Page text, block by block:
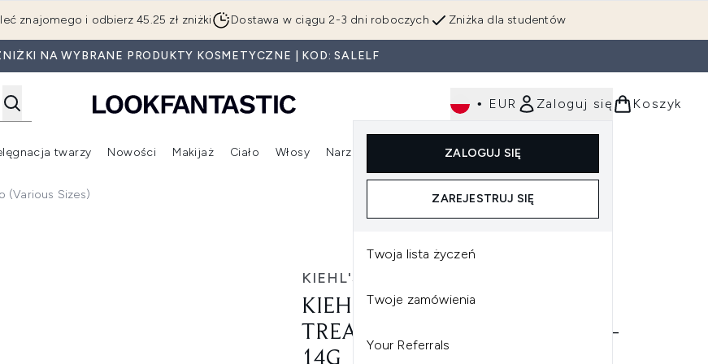
Przejdź do głównej treści
Zniżka dla studentów
znajomego i odbierz 45.25 zł zniżki Dostawa w ciągu 2-3 dni roboczych
NA WYBRANE PRODUKTY KOSMETYCZNE | KOD: SALELF
• EUR Zaloguj się
ZALOGUJ SIĘ
ZAREJESTRUJ SIĘ
Twoja lista życzeń
Twoje zamówienia
Your Referrals
Koszyk
Wejdź do podmenu (Beauty Box)
Wejdź do podmenu (Marki)
twarzy
Wejdź do podmenu (Pielęgnacja twarzy)
Nowości
Wejdź do podmenu (Nowości)
Makijaż
Wejdź do podmenu (Makijaż)
Ciało Włosy
Wejdź do podmenu (Włosy)
Narzędzia
Wejdź do podmenu (Narzędzia)
Dla mężczyzn
(Various Sizes)
KIEHL'S SINCE 1851
KIEHL'S CREAMY EYE
TREATMENT WITH AVOCADO -
14G